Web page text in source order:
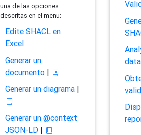
una de las opciones
descritas en el menu:
Edite SHACL en
Excel
Generar un
documento|
Generar un diagrama|
Generar un @context
JSON-LD|